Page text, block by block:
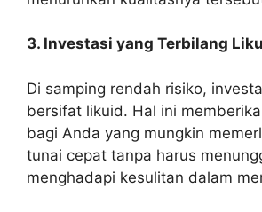
3. Investasi yang Terbilang
Di samping rendah risiko,
bersifat likuid. Hal ini
bagi Anda yang mungkin
tunai cepat tanpa harus
menghadapi kesulitan dalam